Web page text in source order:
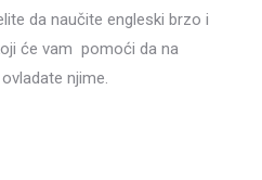
da naučite engleski brzo i
će vam pomoći da na
njime.